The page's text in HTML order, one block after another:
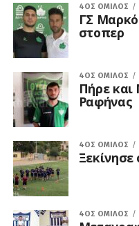
4ΟΣ ΌΜΙΛΟΣ
ΓΣ
στοπερ
4ΟΣ ΌΜΙΛΟΣ
Πήρε
Ραφήνας
4ΟΣ ΌΜΙΛΟΣ
4ΟΣ ΌΜΙΛΟΣ